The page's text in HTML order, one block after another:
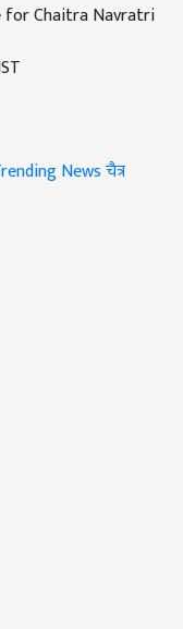
for Chaitra Navratri
Newsचैत्र